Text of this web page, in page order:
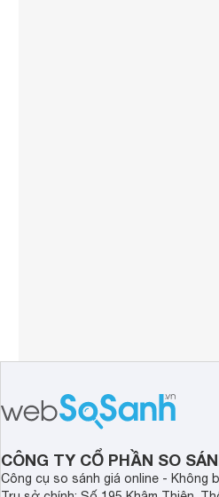
CÔNG TY CỔ PHẦN SO
Công cụ so sánh giá online - Không